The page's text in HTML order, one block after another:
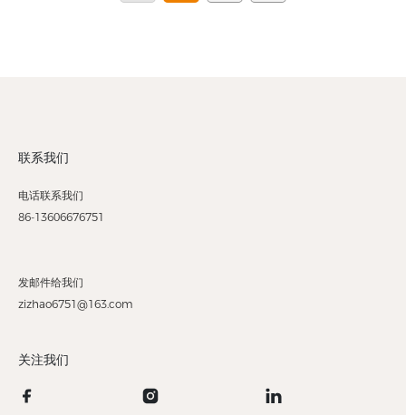
联系我们
电话联系我们
86-13606676751
发邮件给我们
zizhao6751@163.com
关注我们